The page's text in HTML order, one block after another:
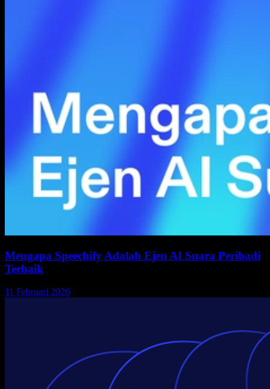
Mengapa Speechify Adalah Ejen AI Suara Peribadi
Terbaik
11 Februari 2026